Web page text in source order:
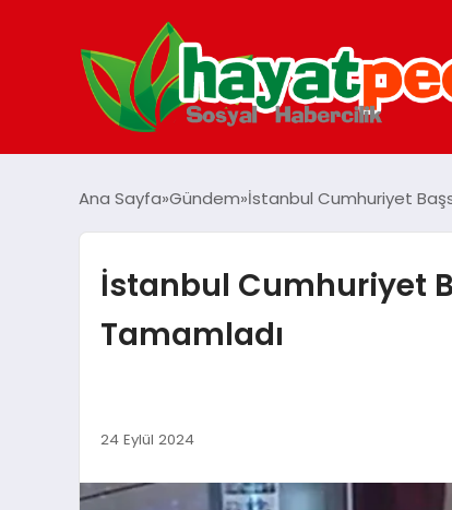
Ana Sayfa Gündem İstanbul Cumhuriyet
İstanbul Cumhuriyet
Tamamladı
24 Eylül 2024